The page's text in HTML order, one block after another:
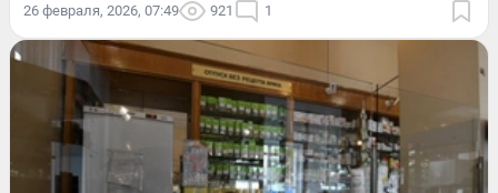
26 февраля, 2026, 07:49 921 1